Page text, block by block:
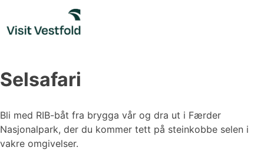
content
Selsafari
Bli med RIB-båt fra brygga vår og dra ut i Færder
Nasjonalpark, der du kommer tett på steinkobbe selen i
vakre omgivelser.